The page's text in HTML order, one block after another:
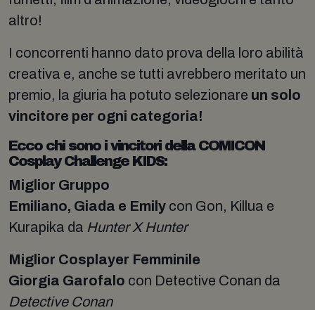
altro!
I concorrenti hanno dato prova della loro abilità
creativa e, anche se tutti avrebbero meritato un
premio, la giuria ha potuto selezionare un solo
vincitore per ogni categoria!
Ecco chi sono i vincitori della COMICON
Cosplay Challenge KIDS:
Miglior Gruppo
Emiliano, Giada e Emily con Gon, Killua e
Kurapika da Hunter X Hunter
Miglior Cosplayer Femminile
Giorgia Garofalo con Detective Conan da
Detective Conan